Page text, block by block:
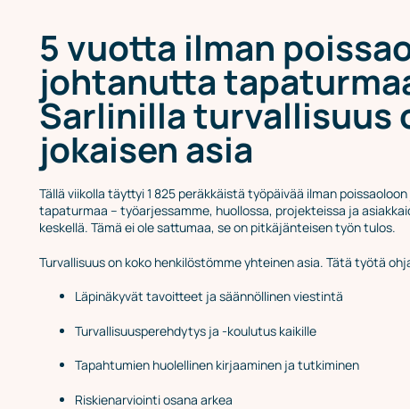
5 vuotta ilman
johtanutta
Sarlinilla turvallisuus
jokaisen asia
Tällä viikolla täyttyi 1 825 peräkkäistä työpäivää ilman
tapaturmaa – työarjessamme, huollossa, projekteissa ja
keskellä. Tämä ei ole sattumaa, se on pitkäjänteisen työn tulos.
Turvallisuus on koko henkilöstömme yhteinen asia. Tätä työtä
Läpinäkyvät tavoitteet ja säännöllinen viestintä
Turvallisuusperehdytys ja -koulutus kaikille
Tapahtumien huolellinen kirjaaminen ja tutkiminen
Riskienarviointi osana arkea